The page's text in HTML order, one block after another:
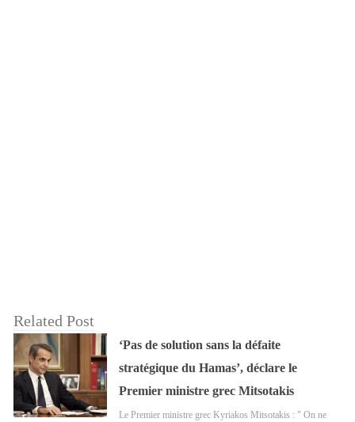
Related Post
‘Pas de solution sans la défaite
stratégique du Hamas’, déclare le
Premier ministre grec Mitsotakis
Le Premier ministre grec Kyriakos Mitsotakis : " On ne